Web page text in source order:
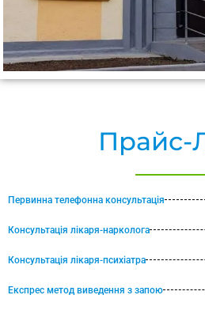
Прайс-
Первинна телефонна консультація
Консультація лікаря-нарколога
Консультація лікаря-психіатра
Експрес метод виведення з запою